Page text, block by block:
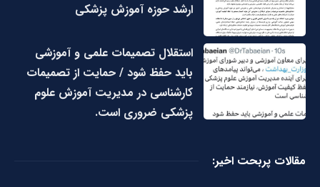
ارشد حوزه آموزش پزشکی
استقلال تصمیمات علمی و آموزشی
باید حفظ شود / حمایت از تصمیمات
کارشناسی در مدیریت آموزش علوم
پزشکی ضروری است.
مقالات پربحت اخیر: